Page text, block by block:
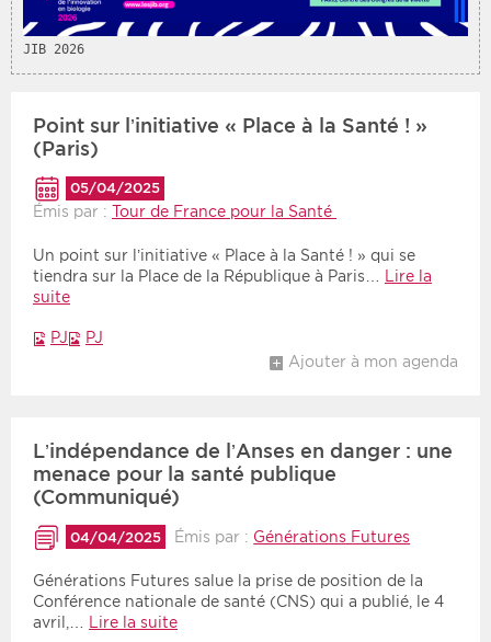
JIB 2026
Point sur l’initiative « Place à la Santé ! »
(Paris)
05/04/2025
Émis par : Tour de France pour la Santé
Un point sur l’initiative « Place à la Santé ! » qui se
tiendra sur la Place de la République à Paris…
Lire la
suite
PJ
PJ
Ajouter à mon agenda
L’indépendance de l’Anses en danger : une
menace pour la santé publique
(Communiqué)
04/04/2025 Émis par : Générations Futures
Générations Futures salue la prise de position de la
Conférence nationale de santé (CNS) qui a publié, le 4
avril,…
Lire la suite